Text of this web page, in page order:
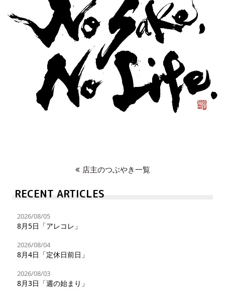
店主のつぶやき一覧
RECENT ARTICLES
2026/08/05
8月5日「アレコレ」
2026/08/04
8月4日「定休日前日」
2026/08/03
8月3日「週の始まり」